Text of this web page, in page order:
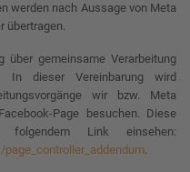
werden nach Aussage von Meta
übertragen.
über gemeinsame Verarbeitung
In dieser Vereinbarung wird
wir bzw. Meta
Page besuchen. Diese
folgendem Link einsehen:
.